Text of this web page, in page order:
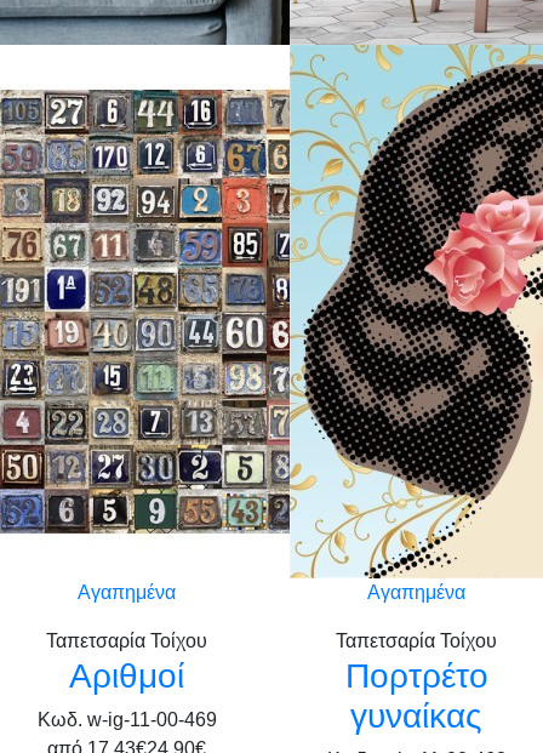
Αγαπημένα
Ταπετσαρία Τοίχου
Αριθμοί
Κωδ. w-ig-11-00-469
από 17,43€24,90€
Αγαπημένα
Ταπετσαρία Τοίχου
Πορτρέτο
γυναίκας